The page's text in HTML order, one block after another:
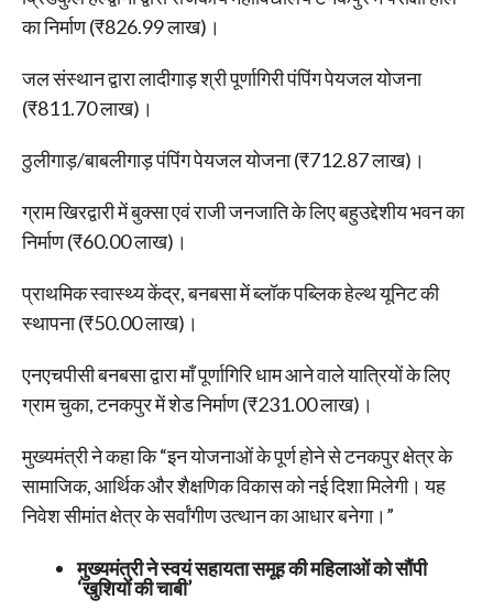
का निर्माण (₹826.99 लाख)।
जल संस्थान द्वारा लादीगाड़ श्री पूर्णागिरी पंपिंग पेयजल योजना
(₹811.70 लाख)।
ठुलीगाड़/बाबलीगाड़ पंपिंग पेयजल योजना (₹712.87 लाख)।
ग्राम खिरद्वारी में बुक्सा एवं राजी जनजाति के लिए बहुउद्देशीय भवन का
निर्माण (₹60.00 लाख)।
प्राथमिक स्वास्थ्य केंद्र, बनबसा में ब्लॉक पब्लिक हेल्थ यूनिट की
स्थापना (₹50.00 लाख)।
एनएचपीसी बनबसा द्वारा माँ पूर्णागिरि धाम आने वाले यात्रियों के लिए
ग्राम चुका, टनकपुर में शेड निर्माण (₹231.00 लाख)।
मुख्यमंत्री ने कहा कि “इन योजनाओं के पूर्ण होने से टनकपुर क्षेत्र के
सामाजिक, आर्थिक और शैक्षणिक विकास को नई दिशा मिलेगी। यह
निवेश सीमांत क्षेत्र के सर्वांगीण उत्थान का आधार बनेगा।”
मुख्यमंत्री ने स्वयं सहायता समूह की महिलाओं को सौंपी
‘खुशियों की चाबी’